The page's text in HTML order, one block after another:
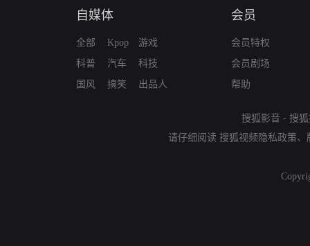
自媒体
全部
科普
国风
Kpop
汽车
搞笑
游戏
科技
出品人
会员
会员特权
会员剧场
帮助
搜狐影音 - 搜
请仔细阅读 搜狐视频隐私政策、